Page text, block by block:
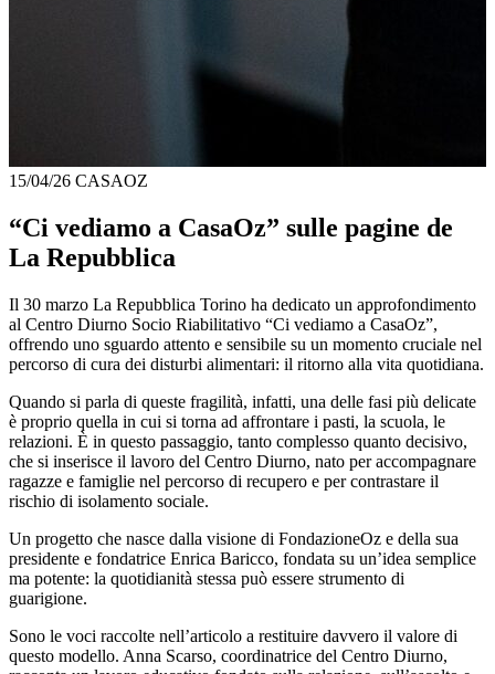
15/04/26 CASAOZ
“Ci vediamo a CasaOz” sulle pagine de
La Repubblica
Il 30 marzo La Repubblica Torino ha dedicato un approfondimento
al Centro Diurno Socio Riabilitativo “Ci vediamo a CasaOz”,
offrendo uno sguardo attento e sensibile su un momento cruciale nel
percorso di cura dei disturbi alimentari: il ritorno alla vita quotidiana.
Quando si parla di queste fragilità, infatti, una delle fasi più delicate
è proprio quella in cui si torna ad affrontare i pasti, la scuola, le
relazioni. È in questo passaggio, tanto complesso quanto decisivo,
che si inserisce il lavoro del Centro Diurno, nato per accompagnare
ragazze e famiglie nel percorso di recupero e per contrastare il
rischio di isolamento sociale.
Un progetto che nasce dalla visione di FondazioneOz e della sua
presidente e fondatrice Enrica Baricco, fondata su un’idea semplice
ma potente: la quotidianità stessa può essere strumento di
guarigione.
Sono le voci raccolte nell’articolo a restituire davvero il valore di
questo modello. Anna Scarso, coordinatrice del Centro Diurno,